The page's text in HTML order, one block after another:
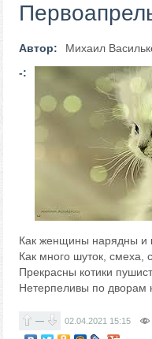
Автор:
Михаил
-:
Как женщины нарядны и
Как много шуток, смеха,
Прекрасны котики
Нетерпеливы по дворам
— 02.04.2021 15:15